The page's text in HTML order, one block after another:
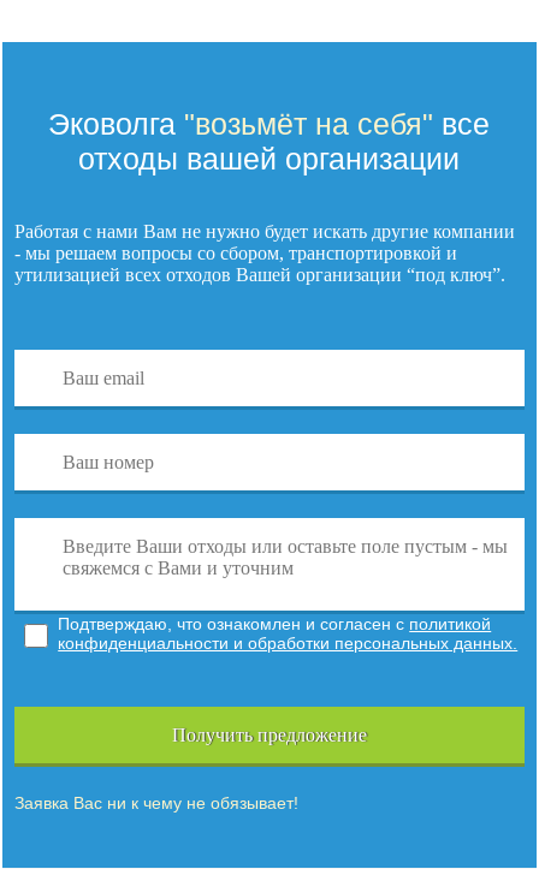
Эковолга "возьмёт на себя" все
отходы вашей организации
Работая с нами Вам не нужно будет искать другие компании
- мы решаем вопросы со сбором, транспортировкой и
утилизациейвсех отходов Вашей организации “под ключ”.
Подтверждаю, что ознакомлен и согласен с политикой
конфиденциальности и обработки персональных данных.
Получить предложение
Заявка Вас ни к чему не обязывает!